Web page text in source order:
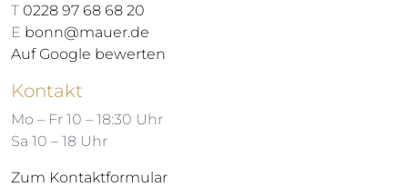
T 0228 97 68 68 20
E bonn@mauer.de
Auf Google bewerten
Kontakt
Mo – Fr 10 – 18:30 Uhr
Sa 10 – 18 Uhr
Zum Kontaktformular